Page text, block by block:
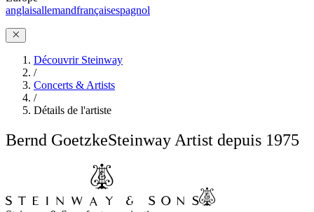
anglaisallemandfrançaisespagnol
Découvrir Steinway
/
Concerts & Artists
/
Détails de l'artiste
Bernd GoetzkeSteinway Artist depuis 1975